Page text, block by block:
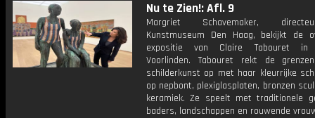
Nu te Zien!: Afl. 9
Margriet Schavemaker,
Kunstmuseum Den Haag, bekijkt de
expositie van Claire Tabouret in
Voorlinden. Tabouret rekt de
schilderkunst op met haar kleurrijke
op nepbont, plexiglasplaten, bronzen
keramiek. Ze speelt met traditionele
baders, landschappen en rouwende